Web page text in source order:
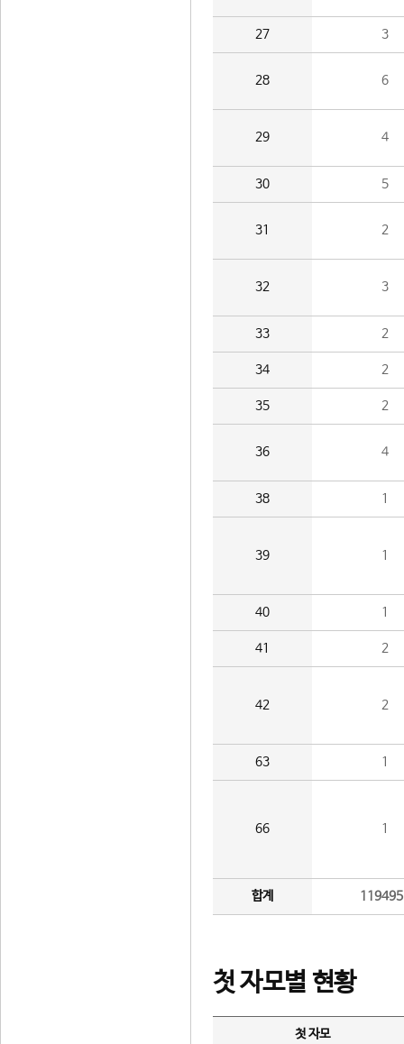
27 3
28 6
29 4
30 5
31 2
32 3
33 2
34 2
35 2
36 4
38 1
39 1
40 1
41 2
42 2
63 1
66 1
합계
첫 자모별 현황
첫 자모